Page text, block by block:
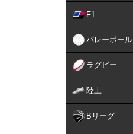
F1
バレーボール
ラグビー
陸上
Bリーグ